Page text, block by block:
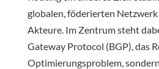
globalen, föderierten
Akteure. Im Zentrum steht
Gateway Protocol (BGP), das
Optimierungsproblem,